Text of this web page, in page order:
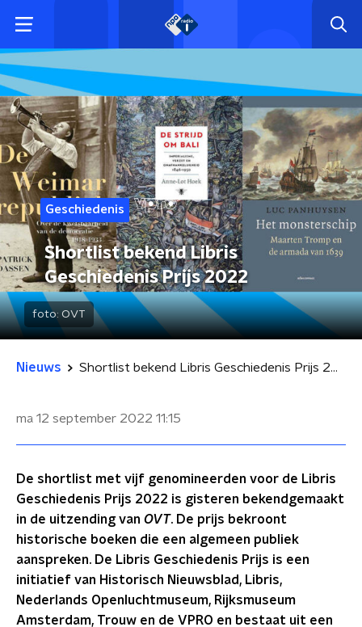
Geschiedenis
Shortlist bekend Libris
Geschiedenis Prijs 2022
foto: OVT
Nieuws Shortlist bekend Libris Geschiedenis Prijs 2022
ma 12 september 2022 11:15
De shortlist met vijf genomineerden voor de Libris
Geschiedenis Prijs 2022 is gisteren bekendgemaakt
in de uitzending van OVT. De prijs bekroont
historische boeken die een algemeen publiek
aanspreken. De Libris Geschiedenis Prijs is een
initiatief van Historisch Nieuwsblad, Libris,
Nederlands Openluchtmuseum, Rijksmuseum
Amsterdam, Trouw en de VPRO en bestaat uit een